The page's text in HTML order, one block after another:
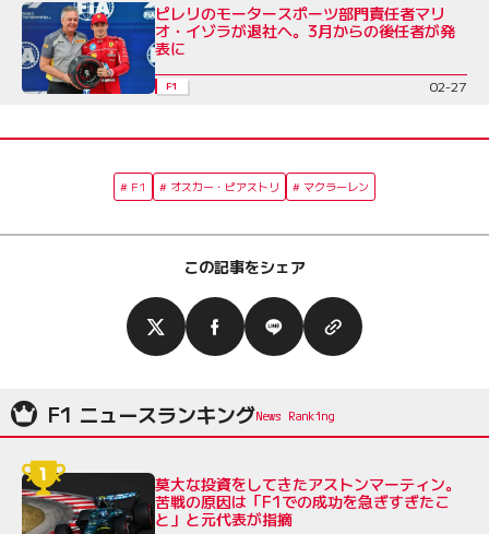
ピレリのモータースポーツ部門責任者マリ
オ・イゾラが退社へ。3月からの後任者が発
表に
F1 02-27
F1 オスカー・ピアストリ マクラーレン
この記事をシェア
F1 ニュースランキング
莫大な投資をしてきたアストンマーティン。
苦戦の原因は「F1での成功を急ぎすぎたこ
と」と元代表が指摘